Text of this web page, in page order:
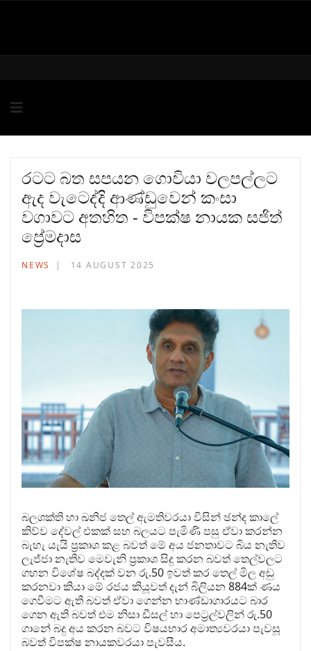
රටට බත සපයන ගොවියා වලපල්ලට
ඇද වැටෙද්දි ආණ්ඩුවෙන් කංසා
වගාවට අතහිත - විපක්ෂ නායක සජිත්
ප්‍රේමදාස
NEWS 14 AUGUST 2025
බලශක්ති හා ඛනිජ තෙල් ඇමතිවරයා විසින් ඡන්ද කාලේ
කිව්ව දේවල් එකක් සහ බලයට පැමිණි පසු ඒවා කරන්න
බැහැ යැයි ප්‍රකාශ කළ බවත් මේ අය ජනතාවට බිය නැතිව
ලැජ්ජා නැතිව මෙවැනි ප්‍රකාශ සිදු කරන බවත් තෙල්වලට
ගහන විශේෂ බද්දක් වන රු.50 ඉවත් කර තෙල් මිල අඩු
කරනවා කියා මේ රජය කියූවත් දැන් බිලියන 884ක් ණය
ගෙවීමට ඇති බවත් ඒවා ගෙන්න භාණ්ඩාගාරයට බාර
ගෙන ඇති බවත් එම නිසා ඩීසල් හා පෙට්‍රල්වලින් රු.50
ගානේ බදු අය කරන බවට විෂයභාර අමාත්‍යවරයා පැවසූ
බවත් විපක්ෂ නායකවරයා පැවසීය.